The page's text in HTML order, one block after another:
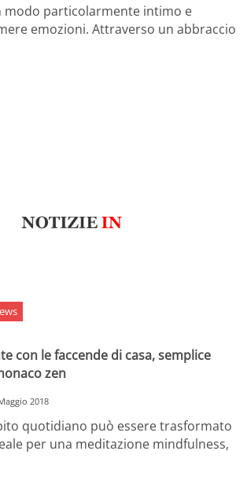
modo particolarmente intimo e
emozioni. Attraverso un abbraccio
con le faccende di casa, semplice
zen
2018
quotidiano può essere trasformato
per una meditazione mindfulness,